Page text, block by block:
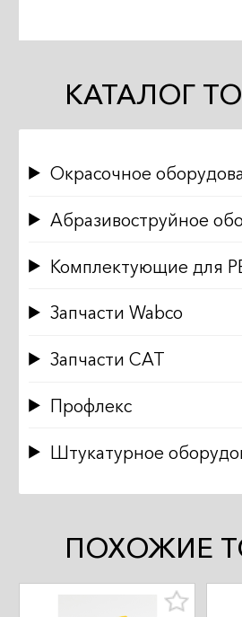
КАТАЛОГ
Окрасочное
Абразивоструйное
Комплектующие для
Запчасти Wabco
Запчасти CAT
Профлекс
Штукатурное
ПОХОЖИЕ